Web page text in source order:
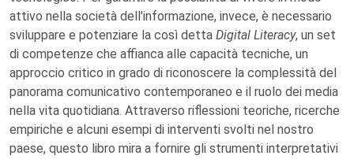
attivo nella società dell'informazione, invece, è necessario
sviluppare e potenziare la così detta Digital Literacy, un set
di competenze che affianca alle capacità tecniche, un
approccio critico in grado di riconoscere la complessità del
panorama comunicativo contemporaneo e il ruolo dei media
nella vita quotidiana. Attraverso riflessioni teoriche, ricerche
empiriche e alcuni esempi di interventi svolti nel nostro
paese, questo libro mira a fornire gli strumenti interpretativi